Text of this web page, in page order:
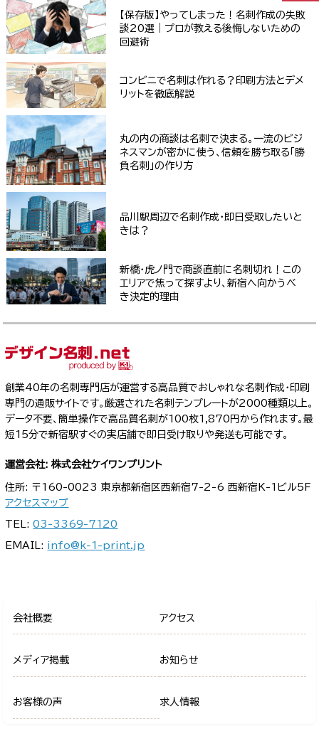
【保存版】やってしまった！名刺作成の失敗
談20選｜プロが教える後悔しないための
回避術
コンビニで名刺は作れる？印刷方法とデメ
リットを徹底解説
丸の内の商談は名刺で決まる。一流のビジ
ネスマンが密かに使う、信頼を勝ち取る「勝
負名刺」の作り方
品川駅周辺で名刺作成・即日受取したいと
きは？
新橋・虎ノ門で商談直前に名刺切れ！この
エリアで焦って探すより、新宿へ向かうべ
き決定的理由
創業40年の名刺専門店が運営する高品質でおしゃれな名刺作成・印刷
専門の通販サイトです。厳選された名刺テンプレートが2000種類以上。
データ不要、簡単操作で高品質名刺が100枚1,870円から作れます。最
短15分で新宿駅すぐの実店舗で即日受け取りや発送も可能です。
運営会社: 株式会社ケイワンプリント
住所: 〒160-0023 東京都新宿区西新宿7-2-6 西新宿K-1ビル5F
アクセスマップ
TEL:03-3369-7120
EMAIL: info@k-1-print.jp
会社概要 アクセス
メディア掲載 お知らせ
お客様の声 求人情報